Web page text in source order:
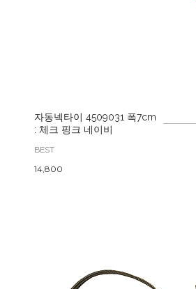
자동넥타이 4509031 폭7cm
: 체크 핑크 네이비
BEST
14,800